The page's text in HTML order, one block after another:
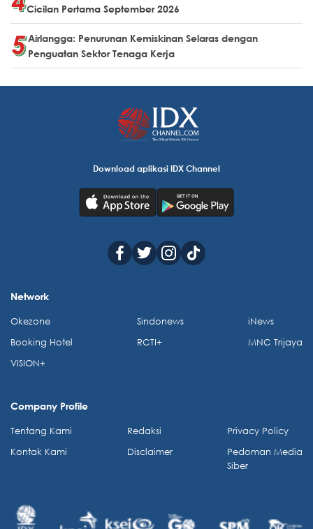
Cicilan Pertama September 2026
Airlangga: Penurunan Kemiskinan Selaras dengan
Penguatan Sektor Tenaga Kerja
Download aplikasi IDX Channel
Network
Okezone
Booking Hotel
VISION+
Sindonews
RCTI+
iNews
MNC Trijaya
Company Profile
Tentang Kami
Kontak Kami
Redaksi
Disclaimer
Privacy Policy
Pedoman Media
Siber